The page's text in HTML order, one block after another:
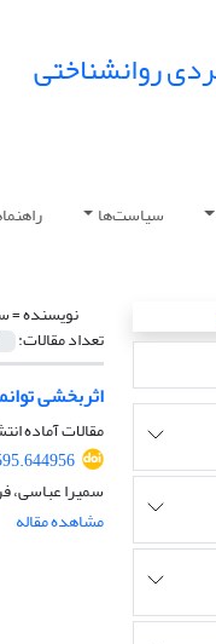
روانشناختی
سیاست‌ها
نویسنده =
تعداد مقالات:
اثربخشی
مقالات آماده
سمیرا عباسی،
مشاهده مقاله